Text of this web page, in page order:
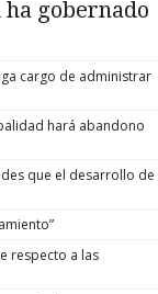
gobernado
cargo de administrar
hará abandono
que el desarrollo de
respecto a las